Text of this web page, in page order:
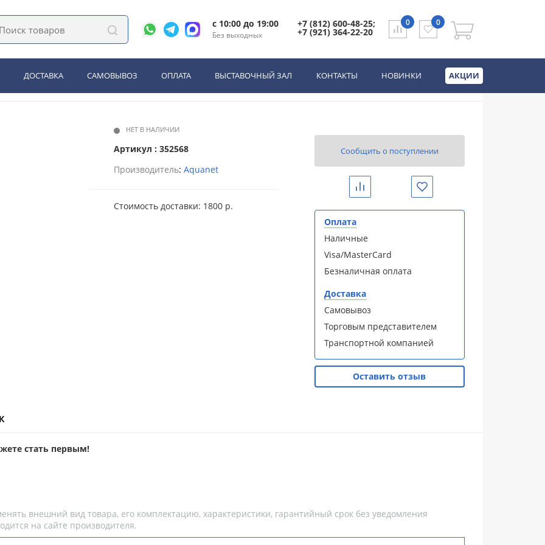
c 10:00 до 19:00
Без выходных
+7 (812) 600-48-25;
+7 (921) 364-22-20
0 0
ДОСТАВКА САМОВЫВОЗ ОПЛАТА ВЫСТАВОЧНЫЙ ЗАЛ КОНТАКТЫ НОВИНКИ АКЦИИ
цв.дуб веллингтон табак (335874)
Нота new 50 цв.дуб веллингтон табак
НЕТ В НАЛИЧИИ
Артикул : 352568
Производитель: Aquanet
Стоимость доставки: 1800 р.
Сообщить о поступлении
Сравнить Избранное
Оплата
Наличные
Visa/MasterCard
Безналичная оплата
Доставка
Самовывоз
Торговым представителем
Транспортной компанией
Оставить отзыв
стать первым!
внешний вид товара, его комплектацию, характеристики, гарантийный срок без уведомления
на сайте производителя.